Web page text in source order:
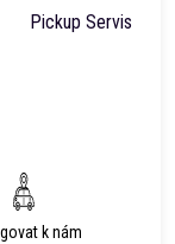
Pickup Servis
k nám